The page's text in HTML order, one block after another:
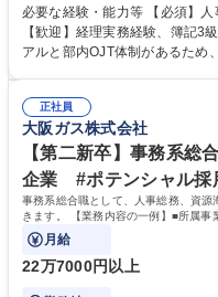
度改定などのコア業務にも挑戦で
理、給与計算、社会保険手続
き、社内規定の改定や人事制度
でも質問・相談できる環境が整
集職種 【森ビルG】人事・総
リモート可
必要な経験・能力等 【必須】
【歓迎】経理実務経験、簿記3
アルと部内OJT体制があるため
務に挑戦できるため、自身の成
きます。 残業少なめ、週1日リ
ち長期活躍できる環境です。
キャリアを築きたい」という前
歴・資格 学歴：大学院 大学 高
簿記検定1級 日商簿記検定2級
正社員
大阪ガス株式会社
【第二新卒】事務系
企業 #ポテンシャル採
事務系総合職として、人事総務、資
きます。 【業務内容の一例】■所属事
門の企画スタッフ、ルート営業
月給
22万7000円以上